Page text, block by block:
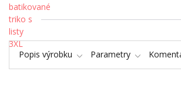
Popis výrobku Parametry